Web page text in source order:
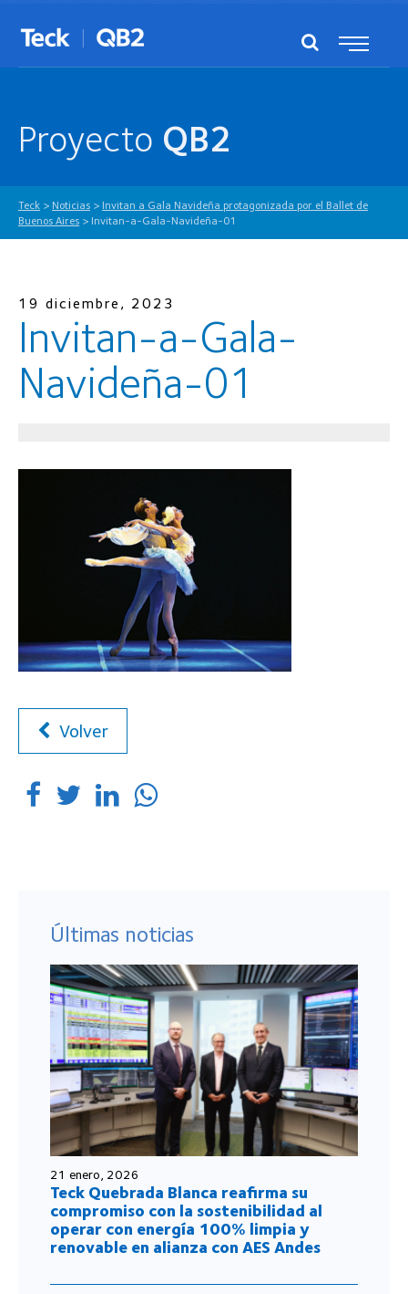
Proyecto QB2
Teck > Noticias > Invitan a Gala Navideña protagonizada por el Ballet de
Buenos Aires > Invitan-a-Gala-Navideña-01
19 diciembre, 2023
Invitan-a-Gala-
Navideña-01
Volver
Últimas noticias
21 enero, 2026
Teck Quebrada Blanca reafirma su
compromiso con la sostenibilidad al
operar con energía 100% limpia y
renovable en alianza con AES Andes